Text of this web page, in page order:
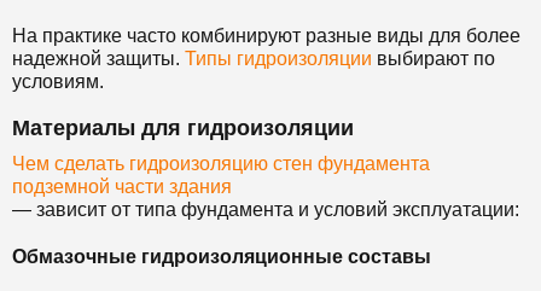
На практике часто комбинируют разные виды для более
надежной защиты. Типы гидроизоляции выбирают по
условиям.
Материалы для гидроизоляции
Чем сделать гидроизоляцию стен фундамента
подземной части здания
— зависит от типа фундамента и условий эксплуатации:
Обмазочные гидроизоляционные составы